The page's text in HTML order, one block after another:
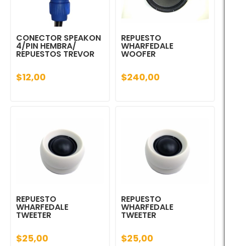
CONECTOR SPEAKON
4/PIN HEMBRA/
REPUESTOS TREVOR
$12,00
REPUESTO
WHARFEDALE
WOOFER
$240,00
REPUESTO
WHARFEDALE
TWEETER
$25,00
REPUESTO
WHARFEDALE
TWEETER
$25,00